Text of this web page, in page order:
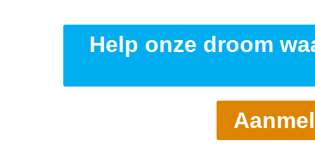
Help onze droom